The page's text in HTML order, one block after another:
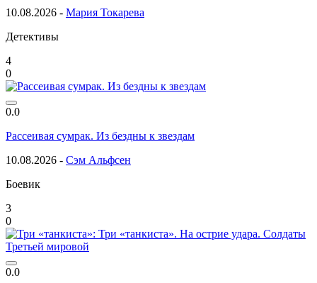
10.08.2026 - Мария Токарева
Детективы
4
0
0.0
Рассеивая сумрак. Из бездны к звездам
10.08.2026 - Сэм Альфсен
Боевик
3
0
0.0